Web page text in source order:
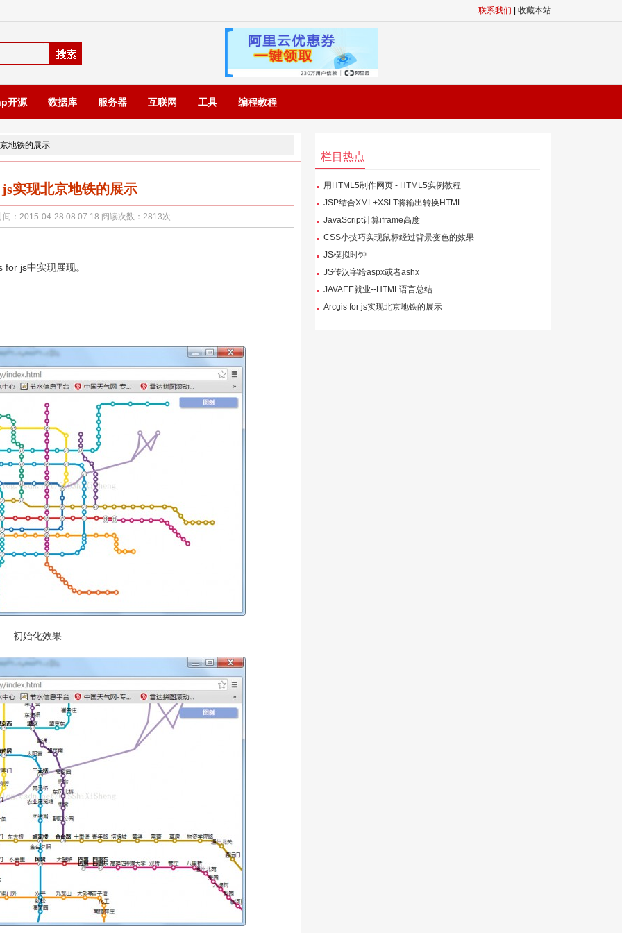
联系我们 收藏本站
开源 数据库 服务器 互联网 工具 编程教程
地铁的展示
实现北京地铁的展示
：2015-04-28 08:07:18 阅读次数： 2813次
js中实现展现。
初始化效果
栏目热点
用HTML5制作网页 - HTML5实例教程
JSP结合XML+XSLT将输出转换HTML
JavaScript计算iframe高度
CSS小技巧实现鼠标经过背景变色的效果
JS模拟时钟
JS传汉字给aspx或者ashx
JAVAEE就业--HTML语言总结
Arcgis for js实现北京地铁的展示